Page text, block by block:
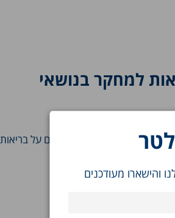
והישארו מעודכנים
למחקר בנושאי
כמו זיהום אוויר ותנאי אקלים על בריאות